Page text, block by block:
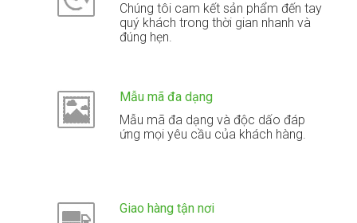
Chúng tôi cam kết sản phẩm đến tay
quý khách trong thời gian nhanh và
đúng hẹn.
Mẫu mã đa dạng
Mẫu mã đa dạng và độc dấo đáp
ứng mọi yêu cầu của khách hàng.
Giao hàng tận nơi